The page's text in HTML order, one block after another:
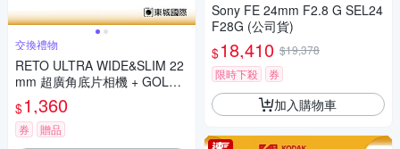
交換禮物
RETO ULTRA WIDE&SLIM 22
mm 超廣角底片相機 + GOLD 2
00底片組
$1,360
券 贈品
Sony FE 24mm F2.8 G SEL24
F28G (公司貨)
$18,410 $19,378
限時下殺
券
加入購物車